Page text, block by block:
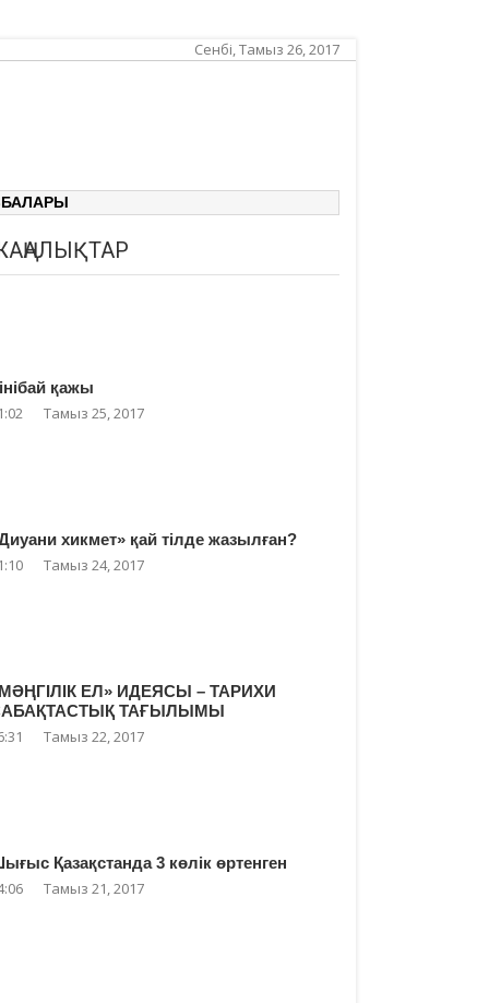
Сенбі, Тамыз 26, 2017
қажы
Тамыз 25, 2017
хикмет» қай тілде жазылған?
Тамыз 24, 2017
ЕЛ» ИДЕЯСЫ – ТАРИХИ
ТАҒЫЛЫМЫ
Тамыз 22, 2017
Қазақстанда 3 көлік өртенген
Тамыз 21, 2017